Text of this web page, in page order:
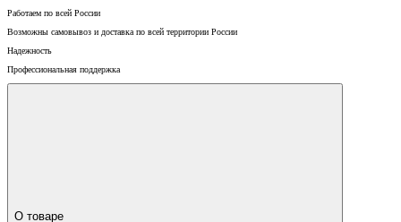
Работаем по всей России
Возможны самовывоз и доставка по всей территории России
Надежность
Профессиональная поддержка
О товаре